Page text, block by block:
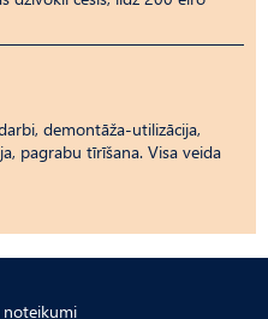
demontāža-utilizācija,
pagrabu tīrīšana. Visa veida
noteikumi